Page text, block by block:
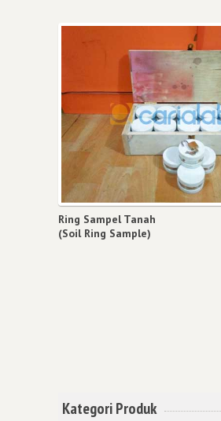
Ring Sampel Tanah
(Soil Ring Sample)
Kategori Produk